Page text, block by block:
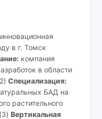
в г. Томск
компания
в области
Специализация:
БАД на
растительного
Вертикальная